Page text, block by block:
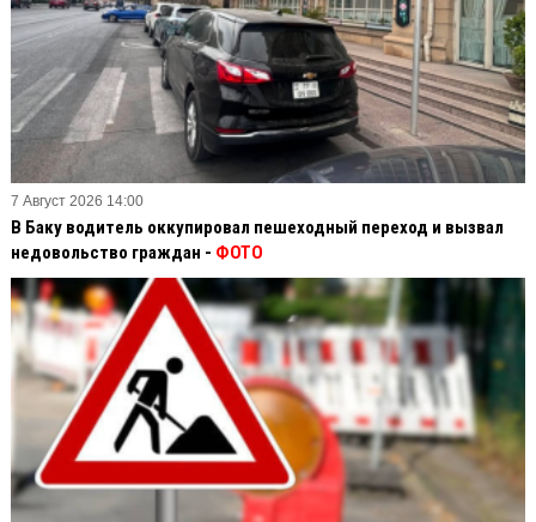
7 Август 2026 14:00
В Баку водитель оккупировал пешеходный переход и вызвал
недовольство граждан - ФОТО